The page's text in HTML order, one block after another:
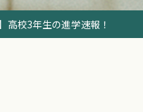
高校3年生の進学速報！